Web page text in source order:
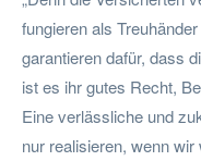
fungieren als
garantieren dafür, dass
ist es ihr gutes Recht,
Eine verlässliche und
nur realisieren, wenn